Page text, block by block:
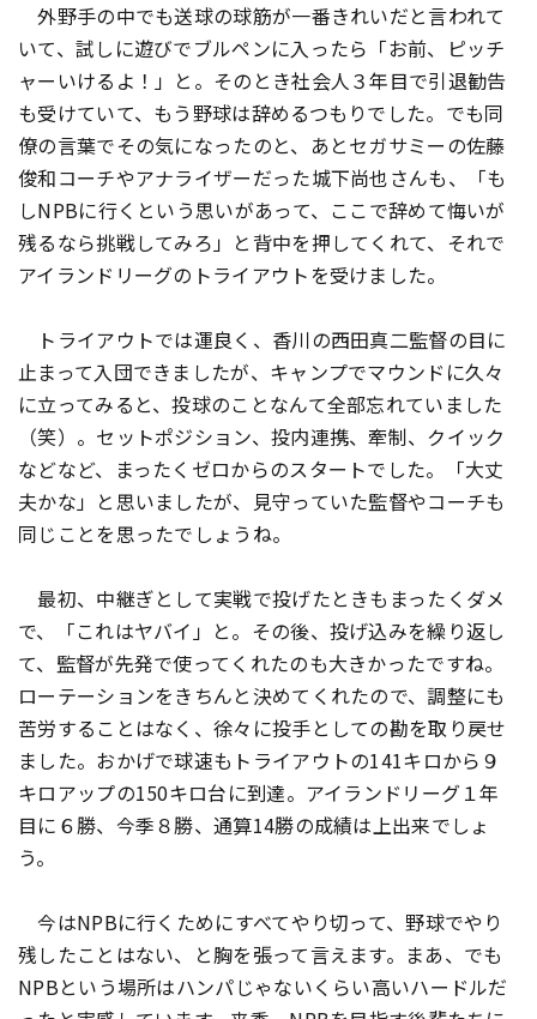
外野手の中でも送球の球筋が一番きれいだと言われて
いて、試しに遊びでブルペンに入ったら「お前、ピッチ
ャーいけるよ！」と。そのとき社会人３年目で引退勧告
も受けていて、もう野球は辞めるつもりでした。でも同
僚の言葉でその気になったのと、あとセガサミーの佐藤
俊和コーチやアナライザーだった城下尚也さんも、「も
しNPBに行くという思いがあって、ここで辞めて悔いが
残るなら挑戦してみろ」と背中を押してくれて、それで
アイランドリーグのトライアウトを受けました。
トライアウトでは運良く、香川の西田真二監督の目に
止まって入団できましたが、キャンプでマウンドに久々
に立ってみると、投球のことなんて全部忘れていました
（笑）。セットポジション、投内連携、牽制、クイック
などなど、まったくゼロからのスタートでした。「大丈
夫かな」と思いましたが、見守っていた監督やコーチも
同じことを思ったでしょうね。
最初、中継ぎとして実戦で投げたときもまったくダメ
で、「これはヤバイ」と。その後、投げ込みを繰り返し
て、監督が先発で使ってくれたのも大きかったですね。
ローテーションをきちんと決めてくれたので、調整にも
苦労することはなく、徐々に投手としての勘を取り戻せ
ました。おかげで球速もトライアウトの141キロから９
キロアップの150キロ台に到達。アイランドリーグ１年
目に６勝、今季８勝、通算14勝の成績は上出来でしょ
う。
今はNPBに行くためにすべてやり切って、野球でやり
残したことはない、と胸を張って言えます。まあ、でも
NPBという場所はハンパじゃないくらい高いハードルだ